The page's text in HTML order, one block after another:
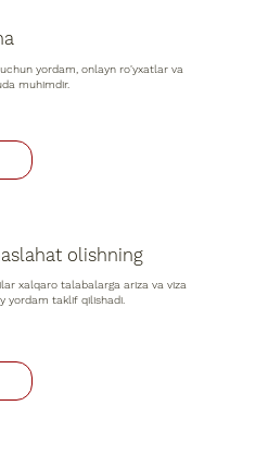
olishning
xalqaro talabalarga ariza va viza
yordam taklif qilishadi.
yordam, onlayn ro'yxatlar va
muhimdir.